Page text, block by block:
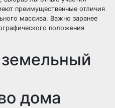
преимущественные отличия
массива. Важно заранее
положения
дома